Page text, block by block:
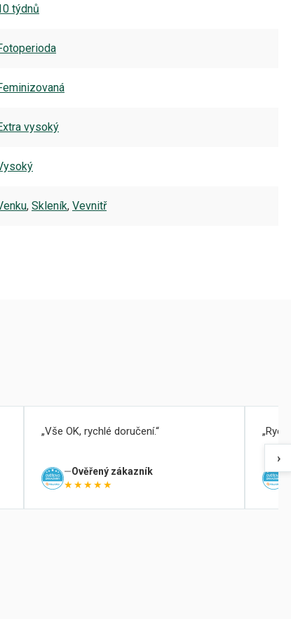
týdnů
vysoký
, Skleník, Vevnitř
Vše OK, rychlé doručení.
Ověřený zákazník
★★★★★
›